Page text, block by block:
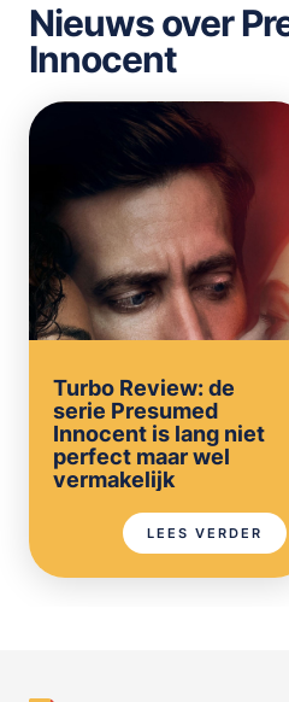
Nieuws over
Innocent
Turbo Review: de
serie Presumed
Innocent is lang niet
perfect maar wel
vermakelijk
LEES VERDER